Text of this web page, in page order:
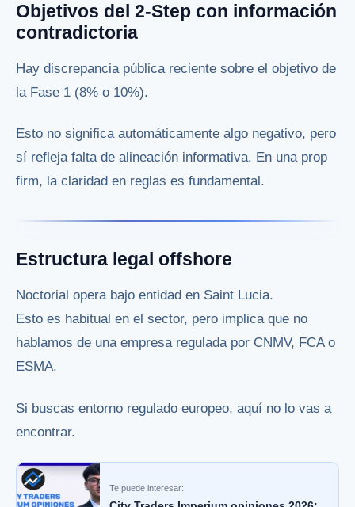
Objetivos del 2-Step con información
contradictoria
Hay discrepancia pública reciente sobre el objetivo de
la Fase 1 (8% o 10%).
Esto no significa automáticamente algo negativo, pero
sí refleja falta de alineación informativa. En una prop
firm, la claridad en reglas es fundamental.
Estructura legal offshore
Noctorial opera bajo entidad en Saint Lucia.
Esto es habitual en el sector, pero implica que no
hablamos de una empresa regulada por CNMV, FCA o
ESMA.
Si buscas entorno regulado europeo, aquí no lo vas a
encontrar.
Te puede interesar: